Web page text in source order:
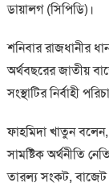
ডায়ালগ (সিপিডি)।
শনিবার রাজধানীর
অর্থবছরের জাতীয়
সংস্থাটির নির্বাহী
ফাহমিদা খাতুন
সামষ্টিক অর্থনীতি
তারল্য সংকট, বাজেট